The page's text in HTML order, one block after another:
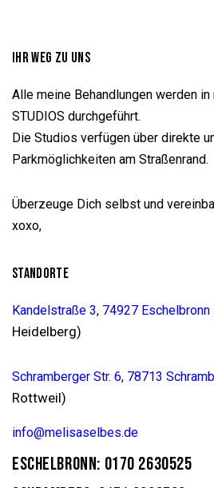
IHR WEG ZU UNS
Alle meine Behandlungen werden in
STUDIOS durchgeführt.
Die Studios verfügen über direkte
Parkmöglichkeiten am Straßenrand.
Überzeuge Dich selbst und
xoxo,
STANDORTE
Kandelstraße 3, 74927 Eschelbronn
Heidelberg)
Schramberger Str. 6, 78713
Rottweil)
info@melisaselbes.de
ESCHELBRONN: 0170 2630525